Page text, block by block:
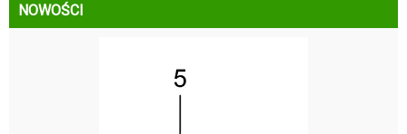
NOWOŚCI